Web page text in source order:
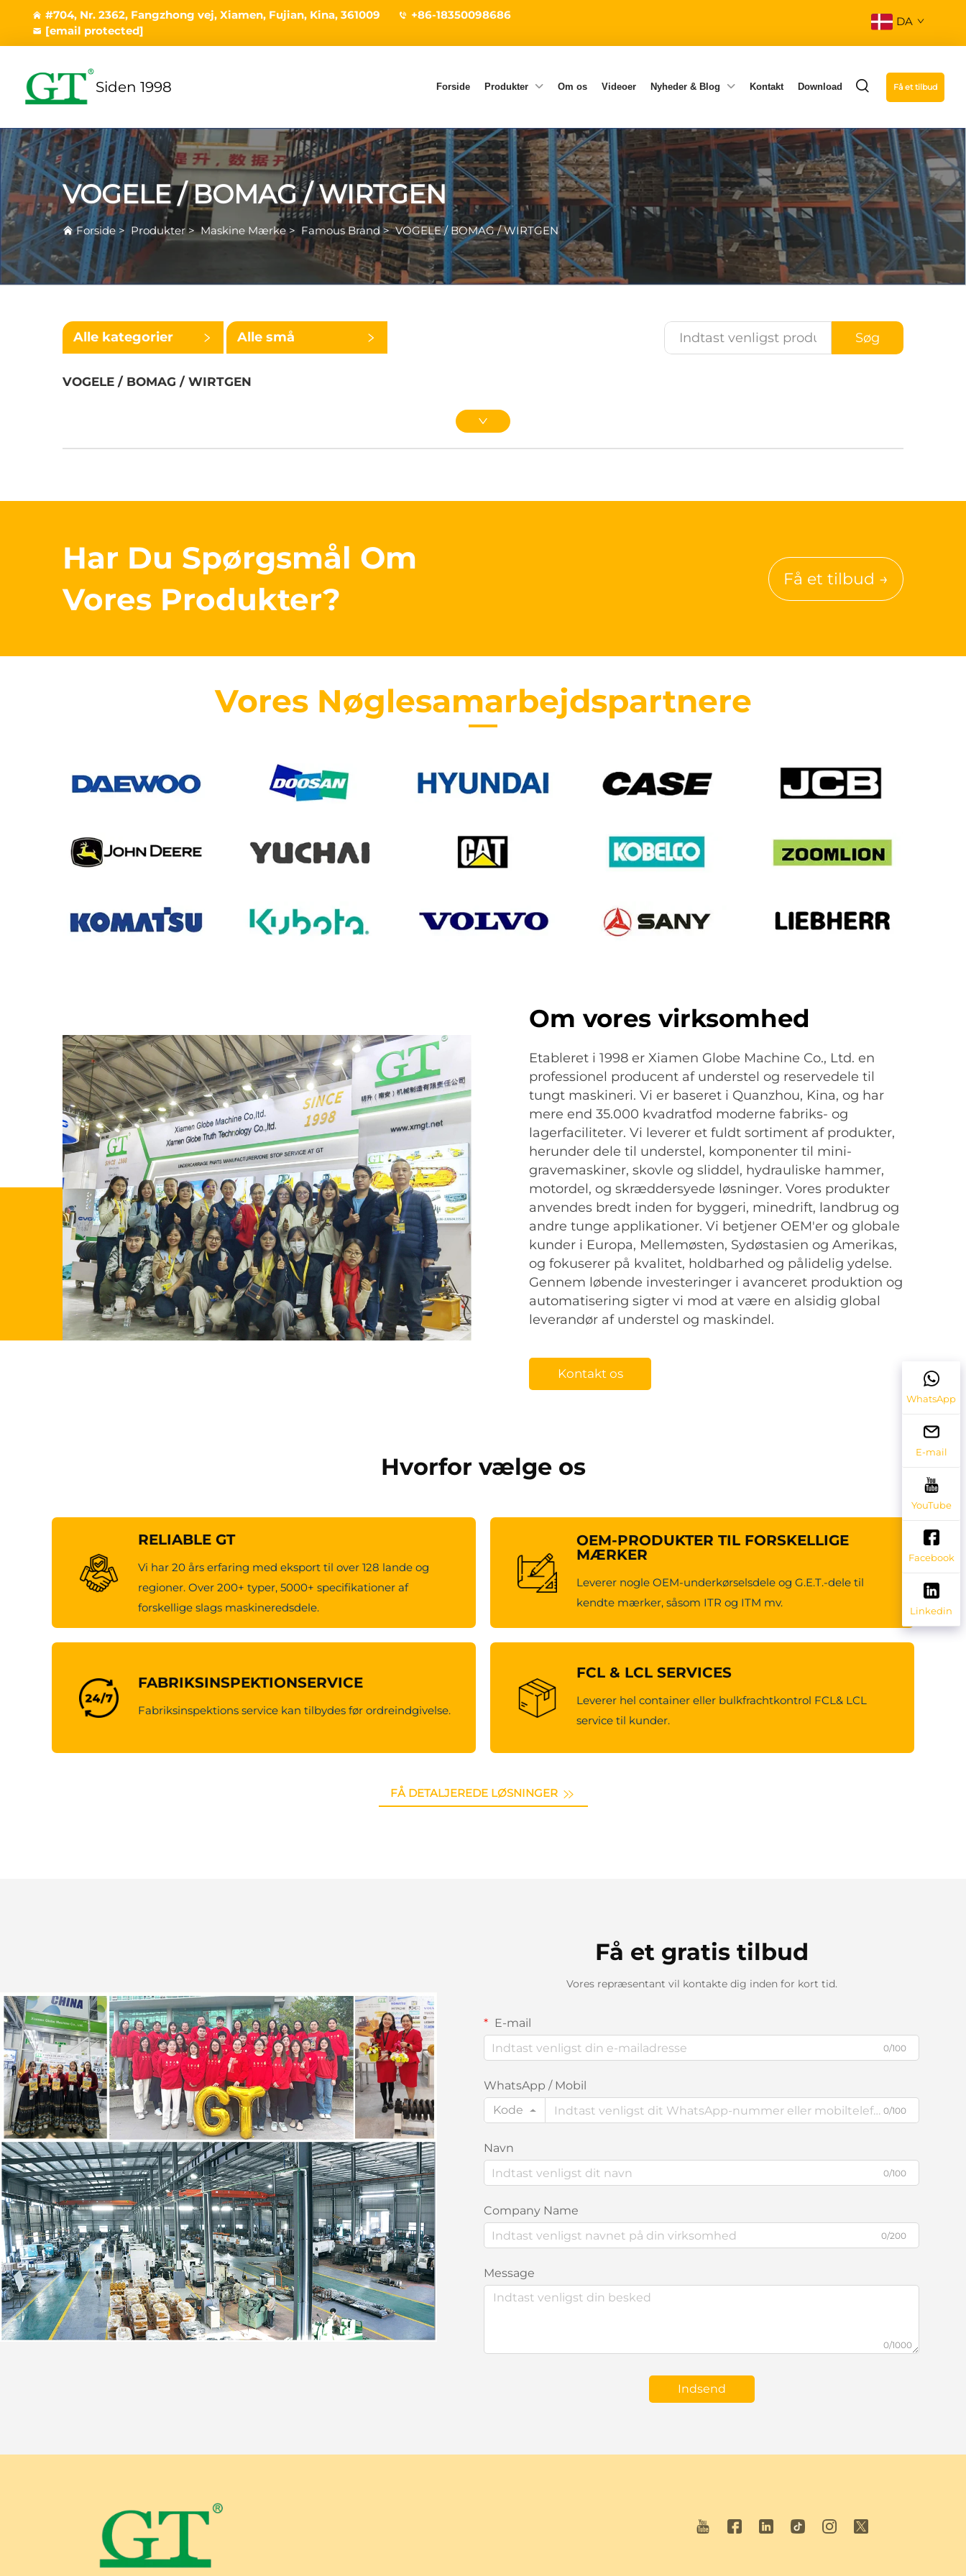
#704, Nr. 2362, Fangzhong vej, Xiamen, Fujian, Kina, 361009
+86-18350098686
[email protected]
DA
Siden 1998 Forside Produkter Om os Videoer Nyheder & Blog Kontakt Download Få et tilbud
VOGELE / BOMAG / WIRTGEN
Forside > Produkter>Maskine Mærke> Famous Brand>VOGELE / BOMAG / WIRTGEN
Alle kategorier Alle små Søg
VOGELE / BOMAG / WIRTGEN
Har Du Spørgsmål Om
Vores Produkter?
Få et tilbud →
Vores Nøglesamarbejdspartnere
Om vores virksomhed
Etableret i 1998 er Xiamen Globe Machine Co., Ltd. en
professionel producent af understel og reservedele til
tungt maskineri. Vi er baseret i Quanzhou, Kina, og har
mere end 35.000 kvadratfod moderne fabriks- og
lagerfaciliteter. Vi leverer et fuldt sortiment af produkter,
herunder dele til understel, komponenter til mini-
gravemaskiner, skovle og sliddel, hydrauliske hammer,
motordel, og skræddersyede løsninger. Vores produkter
anvendes bredt inden for byggeri, minedrift, landbrug og
andre tunge applikationer. Vi betjener OEM'er og globale
kunder i Europa, Mellemøsten, Sydøstasien og Amerikas,
og fokuserer på kvalitet, holdbarhed og pålidelig ydelse.
Gennem løbende investeringer i avanceret produktion og
automatisering sigter vi mod at være en alsidig global
leverandør af understel og maskindel.
Kontakt os
Hvorfor vælge os
RELIABLE GT
Vi har 20 års erfaring med eksport til over 128 lande og
regioner. Over 200+ typer, 5000+ specifikationer af
forskellige slags maskineredsdele.
OEM-PRODUKTER TIL FORSKELLIGE
MÆRKER
Leverer nogle OEM-underkørselsdele og G.E.T.-dele til
kendte mærker, såsom ITR og ITM mv.
FABRIKSINSPEKTIONSERVICE
Fabriksinspektions service kan tilbydes før ordreindgivelse.
FCL & LCL SERVICES
Leverer hel container eller bulkfrachtkontrol FCL& LCL
service til kunder.
FÅ DETALJEREDE LØSNINGER
Få et gratis tilbud
Vores repræsentant vil kontakte dig inden for kort tid.
E-mail
0/100
WhatsApp / Mobil
Kode
0/100
Navn
0/100
Company Name
0/200
Message
0/1000
Indsend
WhatsApp
E-mail
YouTube
Facebook
Linkedin